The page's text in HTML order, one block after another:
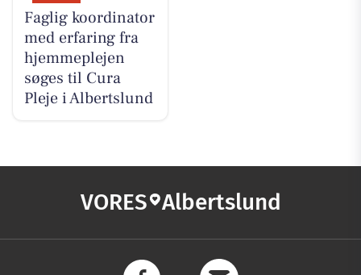
Faglig koordinator
med erfaring fra
hjemmeplejen
søges til Cura
Pleje i Albertslund
VORES Albertslund